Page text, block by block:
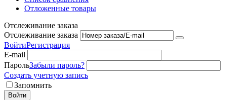
Отложенные товары
Отслеживание заказа
Отслеживание заказа
ВойтиРегистрация
E-mail
ПарольЗабыли пароль?
Создать учетную запись
Запомнить
Войти